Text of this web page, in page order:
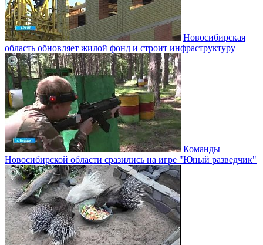
Новосибирская
область обновляет жилой фонд и строит инфраструктуру
Команды
Новосибирской области сразились на игре "Юный разведчик"